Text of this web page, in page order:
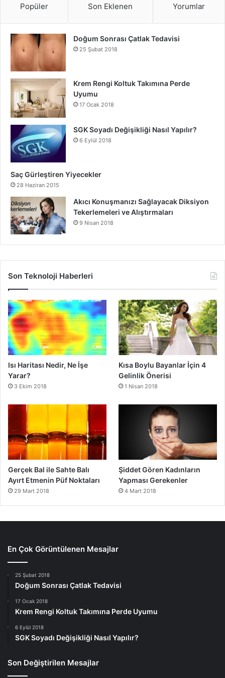
Popüler Son Eklenen Yorumlar
Doğum Sonrası Çatlak Tedavisi
25 Şubat 2018
Krem Rengi Koltuk Takımına Perde
Uyumu
17 Ocak 2018
SGK Soyadı Değişikliği Nasıl Yapılır?
6 Eylül 2018
Saç Gürleştiren Yiyecekler
28 Haziran 2015
Akıcı Konuşmanızı Sağlayacak Diksiyon
Tekerlemeleri ve Alıştırmaları
9 Nisan 2018
Son Teknoloji Haberleri
Isı Haritası Nedir, Ne İşe
Yarar?
3 Ekim 2018
Kısa Boylu Bayanlar İçin 4
Gelinlik Önerisi
1 Nisan 2018
Gerçek Bal ile Sahte Balı
Ayırt Etmenin Püf Noktaları
29 Mart 2018
Şiddet Gören Kadınların
Yapması Gerekenler
4 Mart 2018
En Çok Görüntülenen Mesajlar
25 Şubat 2018
Doğum Sonrası Çatlak Tedavisi
17 Ocak 2018
Krem Rengi Koltuk Takımına Perde Uyumu
6 Eylül 2018
SGK Soyadı Değişikliği Nasıl Yapılır?
Son Değiştirilen Mesajlar